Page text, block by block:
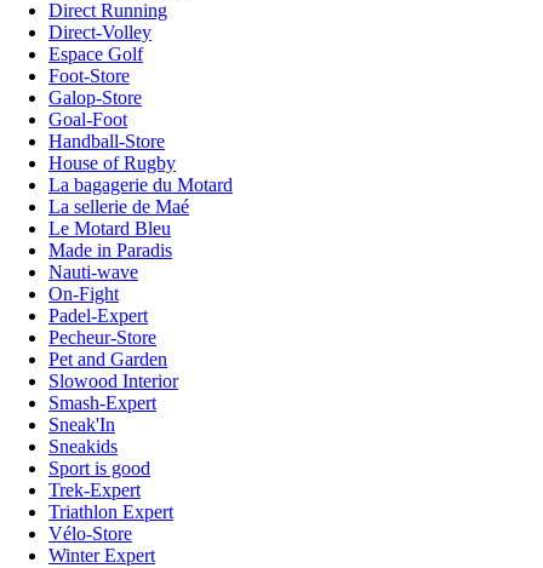
Direct Running
Direct-Volley
Espace Golf
Foot-Store
Galop-Store
Goal-Foot
Handball-Store
House of Rugby
La bagagerie du Motard
La sellerie de Maé
Le Motard Bleu
Made in Paradis
Nauti-wave
On-Fight
Padel-Expert
Pecheur-Store
Pet and Garden
Slowood Interior
Smash-Expert
Sneak'In
Sneakids
Sport is good
Trek-Expert
Triathlon Expert
Vélo-Store
Winter Expert